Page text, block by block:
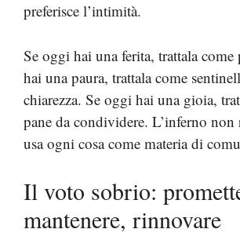
preferisce l’intimità.
Se oggi hai una ferita, trattala come
hai una paura, trattala come
chiarezza. Se oggi hai una gioia,
pane da condividere. L’inferno non
usa ogni cosa come materia di
Il voto sobrio:
mantenere, rinnovare